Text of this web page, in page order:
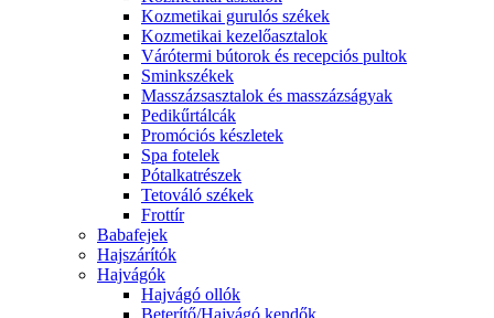
Kozmetikai gurulós székek
Kozmetikai kezelőasztalok
Várótermi bútorok és recepciós pultok
Sminkszékek
Masszázsasztalok és masszázságyak
Pedikűrtálcák
Promóciós készletek
Spa fotelek
Pótalkatrészek
Tetováló székek
Frottír
Babafejek
Hajszárítók
Hajvágók
Hajvágó ollók
Beterítő/Hajvágó kendők